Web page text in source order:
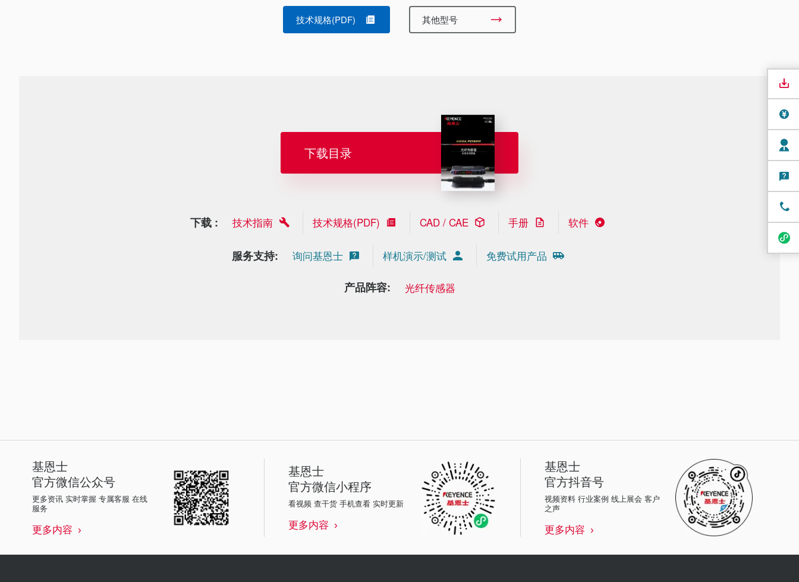
技术规格(PDF) 其他型号
下载目录
下载 : 技术指南 技术规格(PDF) CAD / CAE 手册 软件
服务支持: 询问基恩士 样机演示/测试 免费试用产品
产品阵容: 光纤传感器
基恩士
官方微信公众号
更多资讯 实时掌握 专属客服 在线
服务
更多内容
基恩士
官方微信小程序
看视频 查干货 手机查看 实时更新
更多内容
基恩士
官方抖音号
视频资料 行业案例 线上展会 客户
之声
更多内容